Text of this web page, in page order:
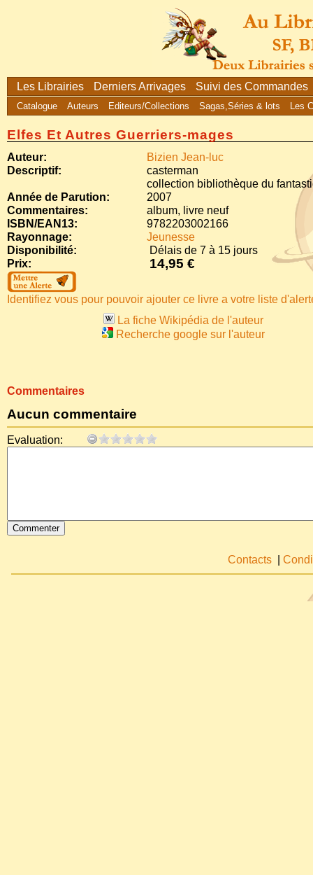
Les Librairies Derniers Arrivages Suivi des Commandes
Catalogue Auteurs Editeurs/Collections Sagas,Séries & lots Les
Elfes Et Autres Guerriers-mages
Auteur:
Bizien Jean-luc
Descriptif:
casterman
collection bibliothèque du
Année de Parution:
2007
Commentaires:
album, livre neuf
ISBN/EAN13:
9782203002166
Rayonnage:
Jeunesse
Disponibilité:
Délais de 7 à 15 jours
Prix:
14,95 €
Identifiez vous pour pouvoir ajouter ce livre a votre liste
La fiche Wikipédia de l'auteur
Recherche google sur l'auteur
Commentaires
Aucun commentaire
Evaluation:
Contacts |